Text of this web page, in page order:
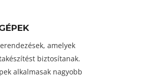
amelyek
biztosítanak.
alkalmasak nagyobb